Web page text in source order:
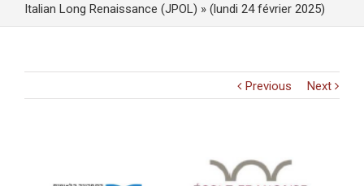
Italian Long Renaissance (JPOL) » (lundi 24 février 2025)
Previous Next